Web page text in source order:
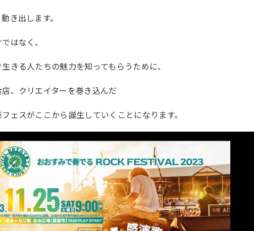
き出します。
はなく、
きる人たちの魅力を知ってもらうために、
、クリエイターを巻き込んだ
ェスがここから誕生していくことになります。